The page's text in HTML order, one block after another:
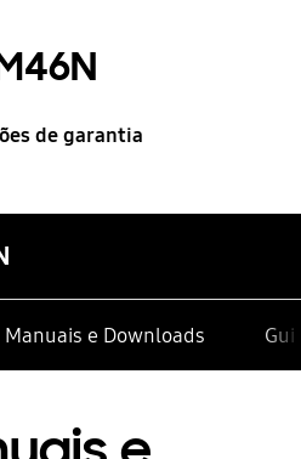
de garantia
Manuais e Downloads